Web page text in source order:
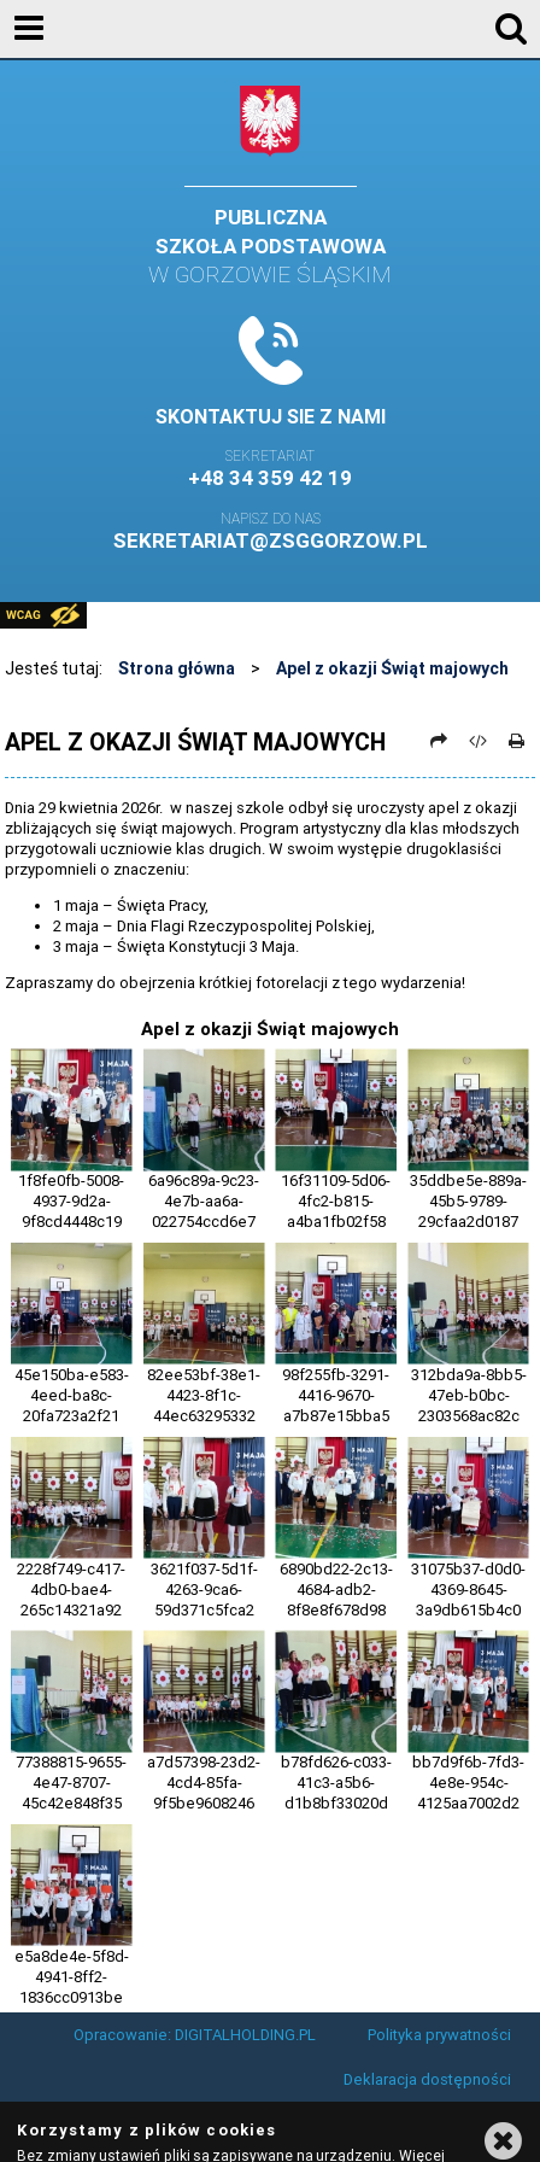
PUBLICZNA
SZKOŁA PODSTAWOWA
W GORZOWIE ŚLĄSKIM
SKONTAKTUJ SIE Z NAMI
SEKRETARIAT
+48 34 359 42 19
NAPISZ DO NAS
SEKRETARIAT@ZSGGORZOW.PL
PLIKI DO POBRANIA
LINKI
STOSOWANIE TECHNOLOGII TIK - TABLICA INTERAKTYWNA
Jesteś tutaj: Strona główna > Apel z okazji Świąt majowych
APEL Z OKAZJI ŚWIĄT MAJOWYCH
Dnia 29 kwietnia 2026r. w naszej szkole odbył się uroczysty apel z okazji
zbliżających się świąt majowych. Program artystyczny dla klas młodszych
przygotowali uczniowie klas drugich. W swoim występie drugoklasiści
przypomnieli o znaczeniu:
1 maja – Święta Pracy,
2 maja – Dnia Flagi Rzeczypospolitej Polskiej,
3 maja – Święta Konstytucji 3 Maja.
Zapraszamy do obejrzenia krótkiej fotorelacji z tego wydarzenia!
Apel z okazji Świąt majowych
1f8fe0fb-5008-
4937-9d2a-
9f8cd4448c19
6a96c89a-9c23-
4e7b-aa6a-
022754ccd6e7
16f31109-5d06-
4fc2-b815-
a4ba1fb02f58
35ddbe5e-889a-
45b5-9789-
29cfaa2d0187
45e150ba-e583-
4eed-ba8c-
20fa723a2f21
82ee53bf-38e1-
4423-8f1c-
44ec63295332
98f255fb-3291-
4416-9670-
a7b87e15bba5
312bda9a-8bb5-
47eb-b0bc-
2303568ac82c
2228f749-c417-
4db0-bae4-
265c14321a92
3621f037-5d1f-
4263-9ca6-
59d371c5fca2
6890bd22-2c13-
4684-adb2-
8f8e8f678d98
31075b37-d0d0-
4369-8645-
3a9db615b4c0
77388815-9655-
4e47-8707-
45c42e848f35
a7d57398-23d2-
4cd4-85fa-
9f5be9608246
b78fd626-c033-
41c3-a5b6-
d1b8bf33020d
bb7d9f6b-7fd3-
4e8e-954c-
4125aa7002d2
e5a8de4e-5f8d-
4941-8ff2-
1836cc0913be
Opracowanie: DIGITALHOLDING.PL
Polityka prywatności
Deklaracja dostępności
Korzystamy z plików cookies
Bez zmiany ustawień pliki są zapisywane na urządzeniu. Więcej